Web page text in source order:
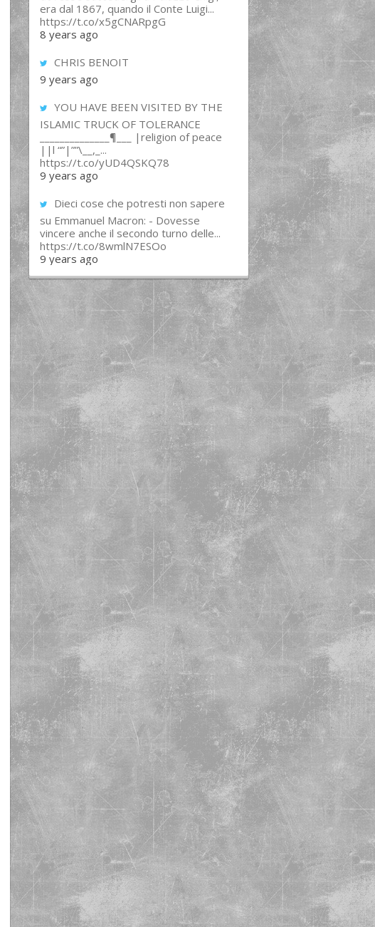
era dal 1867, quando il Conte Luigi...
https://t.co/x5gCNARpgG
8 years ago
CHRIS BENOIT
9 years ago
YOU HAVE BEEN VISITED BY THE
ISLAMIC TRUCK OF TOLERANCE
______________¶___ |religion of peace
||l “”|””\__,_...
https://t.co/yUD4QSKQ78
9 years ago
Dieci cose che potresti non sapere
su Emmanuel Macron: - Dovesse
vincere anche il secondo turno delle...
https://t.co/8wmlN7ESOo
9 years ago